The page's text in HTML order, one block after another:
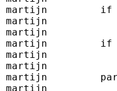
martijn
martijn
martijn
martijn
martijn
martijn
martijn
martijn